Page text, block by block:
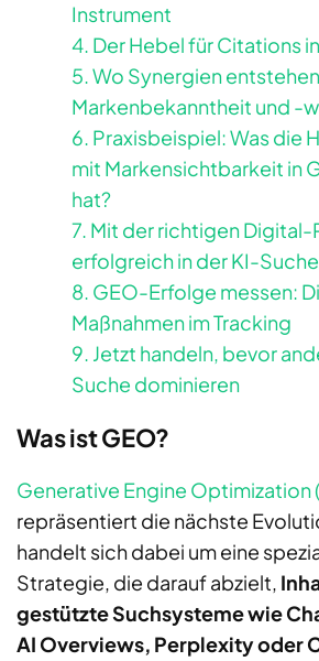
Instrument
4. Der Hebel für Citations
5. Wo Synergien
Markenbekanntheit und -
6. Praxisbeispiel: Was die
mit Markensichtbarkeit in
hat?
7. Mit der richtigen
erfolgreich in der KI-Suche
8. GEO-Erfolge messen:
Maßnahmen im Tracking
9. Jetzt handeln, bevor
Suche dominieren
Was ist GEO?
Generative Engine Optimization
repräsentiert die nächste
handelt sich dabei um eine
Strategie, die darauf abzielt,
gestützte Suchsysteme wie
AI Overviews, Perplexity oder